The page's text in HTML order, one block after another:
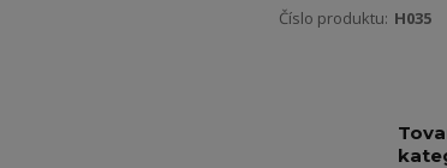
Číslo produktu: H035